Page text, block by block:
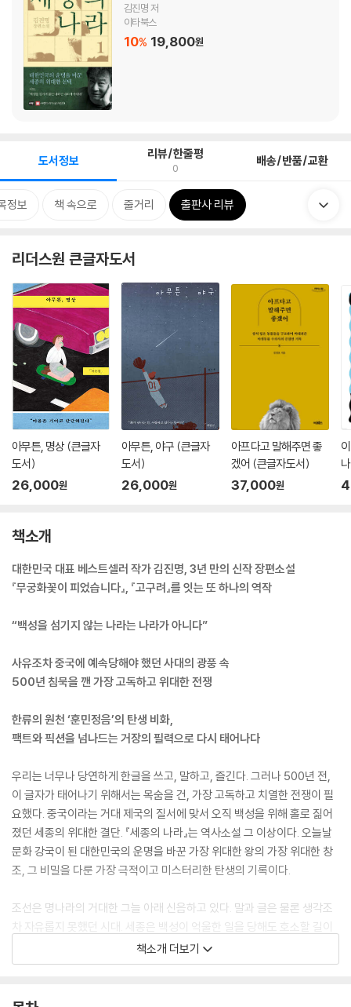
김진명 저
이타북스
10% 19,800원
도서정보 리뷰/한줄평
0 배송/반품/교환
정보 책 속으로 줄거리 출판사 리뷰
리더스원 큰글자도서
아무튼, 명상 (큰글자
도서)
26,000원
아무튼, 야구 (큰글자
도서)
26,000원
아프다고 말해주면 좋
겠어 (큰글자도서)
37,000원
책소개
대한민국 대표 베스트셀러 작가 김진명, 3년 만의 신작 장편소설
『무궁화꽃이 피었습니다』, 『고구려』를 잇는 또 하나의 역작
“백성을 섬기지 않는 나라는 나라가 아니다”
사유조차 중국에 예속당해야 했던 사대의 광풍 속
500년 침묵을 깬 가장 고독하고 위대한 전쟁
한류의 원천 ‘훈민정음’의 탄생 비화,
팩트와 픽션을 넘나드는 거장의 필력으로 다시 태어나다
우리는 너무나 당연하게 한글을 쓰고, 말하고, 즐긴다. 그러나 500년 전,
이 글자가 태어나기 위해서는 목숨을 건, 가장 고독하고 치열한 전쟁이 필
요했다. 중국이라는 거대 제국의 질서에 맞서 오직 백성을 위해 홀로 짊어
졌던 세종의 위대한 결단. 『세종의 나라』는 역사소설 그 이상이다. 오늘날
문화 강국이 된 대한민국의 운명을 바꾼 가장 위대한 왕의 가장 위대한 창
조, 그 비밀을 다룬 가장 극적이고 미스터리한 탄생의 기록이다.
조선은 명나라의 거대한 그늘 아래 신음하고 있다. 말과 글은 물론 생각조
차 자유롭지 못했던 시대. 세종은 백성이 억울한 일을 당해도 호소할 길이
없는 까닭이 ‘남의 글자(한자)’를 빌려 쓰기 때문임을 통감한다. 그는 장영
실과 함께 비밀리에 ‘소리’를 연구하며, 세상 모든 소리를 담을 수 있는 글
책소개 더보기